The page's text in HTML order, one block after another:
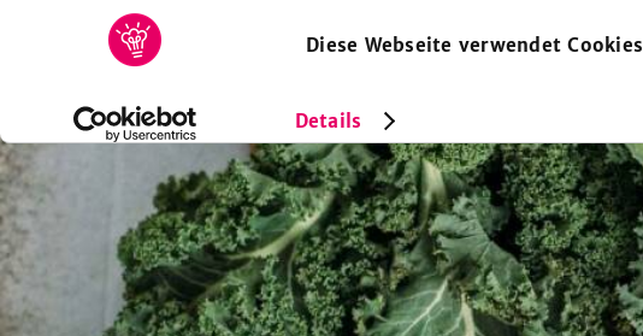
Diese Webseite verwendet Cookies
Details
REZEPTE SAMMLUNGEN MAGAZIN